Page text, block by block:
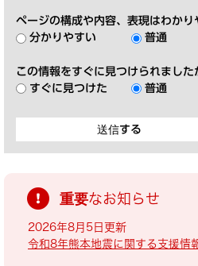
ページの構成や内容、表現はわかり
分かりやすい
普通
この情報をすぐに見つけられました
すぐに見つけた
普通
重要なお知らせ
2026年8月5日更新
令和8年熊本地震に関する支援情